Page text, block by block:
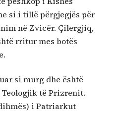
si i tillë përgjegjës për
në Zvicër. Çilergjiq,
rritur mes botës
si murg dhe është
të Prizrenit.
i Patriarkut